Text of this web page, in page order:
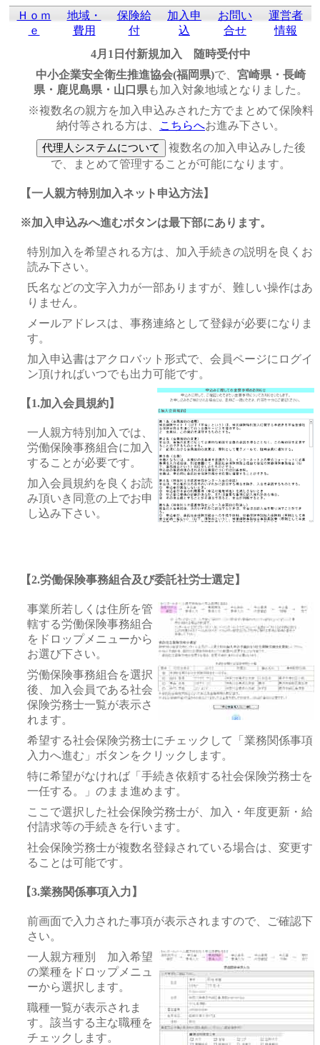
Ｈｏｍ
ｅ
地域・
費用
保険給
付
加入申
込
お問い
合せ
運営者
情報
4月1日付新規加入 随時受付中
中小企業安全衛生推進協会(福岡県)で、 宮崎県・長崎
県・鹿児島県・山口県も加入対象地域となりました。
※複数名の親方を加入申込みされた方でまとめて保険料
納付等される方は、
こちらへお進み下さい。
複数名の加入申込みした後
で、まとめて管理することが可能になります。
【一人親方特別加入ネット申込方法】
※加入申込みへ進むボタンは最下部にあります。
特別加入を希望される方は、加入手続きの説明を良くお
読み下さい。
氏名などの文字入力が一部ありますが、難しい操作はあ
りません。
メールアドレスは、事務連絡として登録が必要になりま
す。
加入申込書はアクロバット形式で、会員ページにログイ
ン頂ければいつでも出力可能です。
【1.加入会員規約】
一人親方特別加入では、
労働保険事務組合に加入
することが必要です。
加入会員規約を良くお読
み頂いき同意の上でお申
し込み下さい。
【2.労働保険事務組合及び委託社労士選定】
事業所若しくは住所を管
轄する労働保険事務組合
をドロップメニューから
お選び下さい。
労働保険事務組合を選択
後、加入会員である社会
保険労務士一覧が表示さ
れます。
希望する社会保険労務士にチェックして「業務関係事項
入力へ進む」ボタンをクリックします。
特に希望がなければ「手続き依頼する社会保険労務士を
一任する。」のまま進めます。
ここで選択した社会保険労務士が、加入・年度更新・給
付請求等の手続きを行います。
社会保険労務士が複数名登録されている場合は、変更す
ることは可能です。
【3.業務関係事項入力】
前画面で入力された事項が表示されますので、ご確認下
さい。
一人親方種別 加入希望
の業種をドロップメニュ
ーから選択します。
職種一覧が表示されま
す。該当する主な職種を
チェックします。